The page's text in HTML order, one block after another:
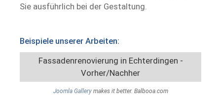
Sie ausführlich bei der Gestaltung.
Beispiele unserer Arbeiten:
Fassadenrenovierung in Echterdingen -
Vorher/Nachher
Joomla Gallerymakes it better. Balbooa.com